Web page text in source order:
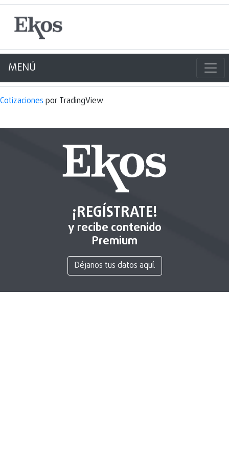
MENÚ
Cotizaciones por TradingView
¡REGÍSTRATE!
y recibe contenido
Premium
Déjanos tus datos aquí.